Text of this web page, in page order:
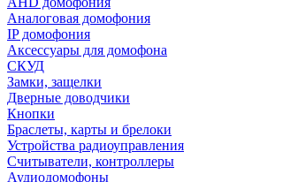
Аналоговая домофония
IP домофония
Аксессуары для домофона
СКУД
Замки, защелки
Дверные доводчики
Кнопки
Браслеты, карты и брелоки
Устройства радиоуправления
Считыватели, контроллеры
Аудиодомофоны